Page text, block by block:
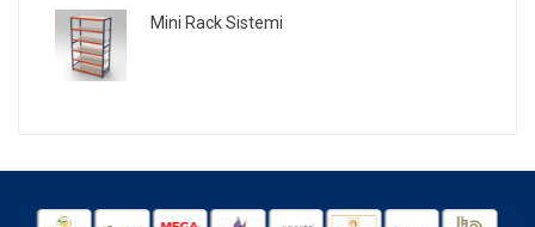
Mini Rack Sistemi